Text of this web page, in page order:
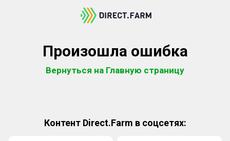
Произошла ошибка
Вернуться на Главную страницу
Контент Direct.Farm в соцсетях: